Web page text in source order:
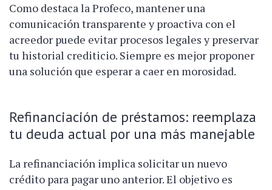
Como destaca la Profeco, mantener una
comunicación transparente y proactiva con el
acreedor puede evitar procesos legales y preservar
tu historial crediticio. Siempre es mejor proponer
una solución que esperar a caer en morosidad.
Refinanciación de préstamos: reemplaza
tu deuda actual por una más manejable
La refinanciación implica solicitar un nuevo
crédito para pagar uno anterior. El objetivo es